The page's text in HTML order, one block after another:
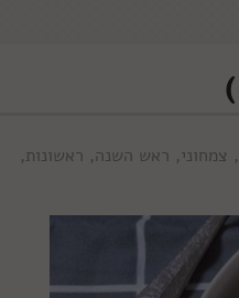
, צמחוני, ראש השנה, ראשונות,